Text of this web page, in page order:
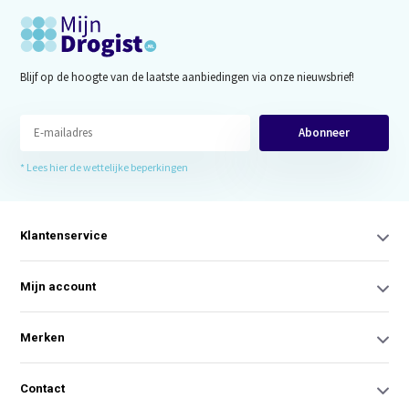
Blijf op de hoogte van de laatste aanbiedingen via onze nieuwsbrief!
Abonneer
* Lees hier de wettelijke beperkingen
Klantenservice
Mijn account
Merken
Contact